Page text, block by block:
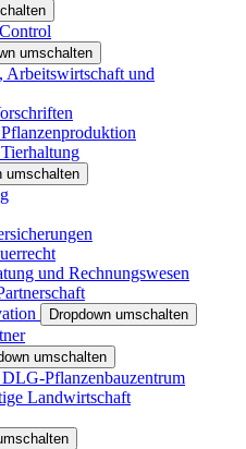
umschalten
Arbeitswirtschaft und
umschalten
und Rechnungswesen
Dropdown umschalten
umschalten
Pflanzenbauzentrum
Landwirtschaft